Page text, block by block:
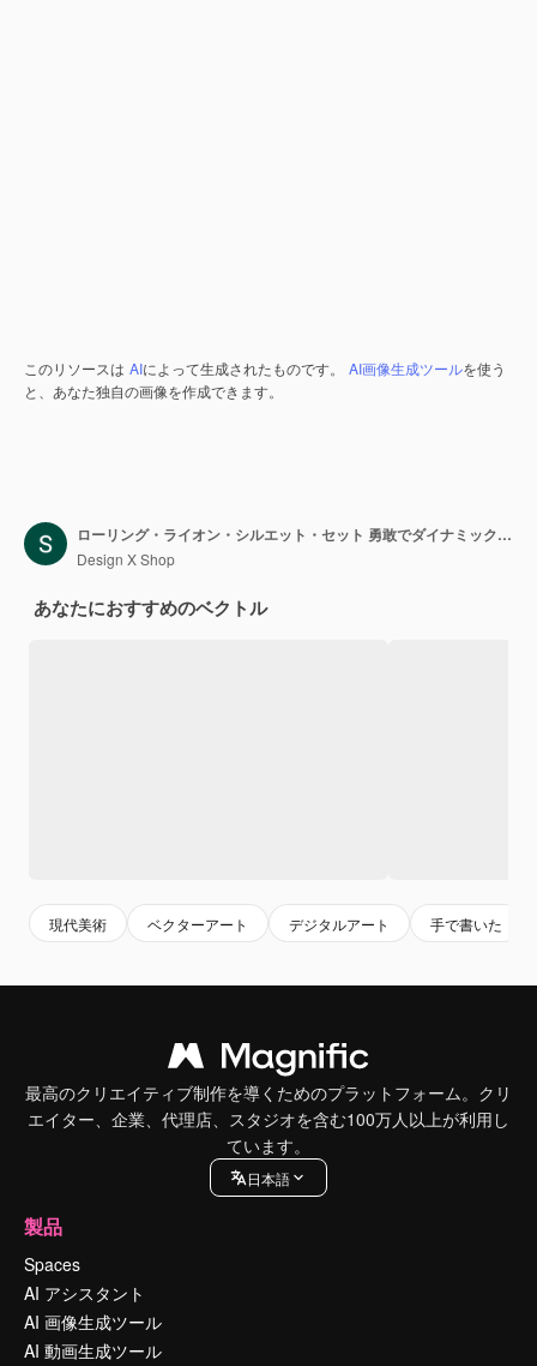
このリソースは AIによって生成されたものです。 AI画像生成ツールを使う
と、あなた独自の画像を作成できます。
ローリング・ライオン・シルエット・セット 勇敢でダイナミックなライオン・シルエット・デザインのパワフルなコレクション
Design X Shop
あなたにおすすめのベクトル
現代美術 ベクターアート デジタルアート 手で書いた
最高のクリエイティブ制作を導くためのプラットフォーム。クリ
エイター、企業、代理店、スタジオを含む100万人以上が利用し
ています。
日本語
製品
Spaces
AI アシスタント
AI 画像生成ツール
AI 動画生成ツール